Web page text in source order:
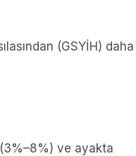
(GSYİH) daha
(3%–8%) ve ayakta